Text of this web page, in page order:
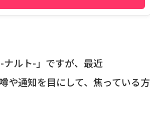
ナルト-」ですが、最近
や通知を目にして、焦っている方